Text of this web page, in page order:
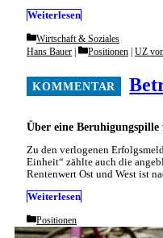
Weiterlesen
Categories
Wirtschaft & Soziales
Über eine Beruhigungspille
Hans Bauer Categories
Positionen | UZ
Zu den verlogenen
Einheit“ zählte auch die
Rentenwert Ost und West ist
Weiterlesen
Categories
Positionen